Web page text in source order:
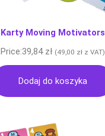
Karty Moving Motivators
Price:39,84 zł (49,00 zł z VAT)
Dodaj do koszyka